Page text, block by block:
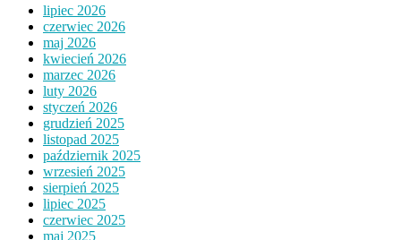
lipiec 2026
czerwiec 2026
maj 2026
kwiecień 2026
marzec 2026
luty 2026
styczeń 2026
grudzień 2025
listopad 2025
październik 2025
wrzesień 2025
sierpień 2025
lipiec 2025
czerwiec 2025
maj 2025